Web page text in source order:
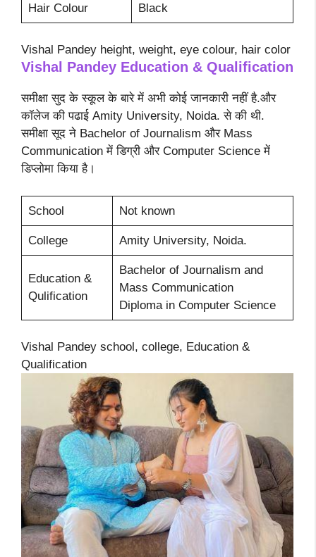
Hair Colour Black
Vishal Pandey height, weight, eye colour, hair color
Vishal Pandey Education & Qualification
समीक्षा सुद के स्कूल के बारे में अभी कोई जानकारी नहीं है.और
कॉलेज की पढाई Amity University, Noida. से की थी.
समीक्षा सूद ने Bachelor of Journalism और Mass
Communication में डिग्री और Computer Science में
डिप्लोमा किया है।
School Not known
College Amity University, Noida.
Education &
Qulification
Bachelor of Journalism and
Mass Communication
Diploma in Computer Science
Vishal Pandey school, college, Education &
Qualification